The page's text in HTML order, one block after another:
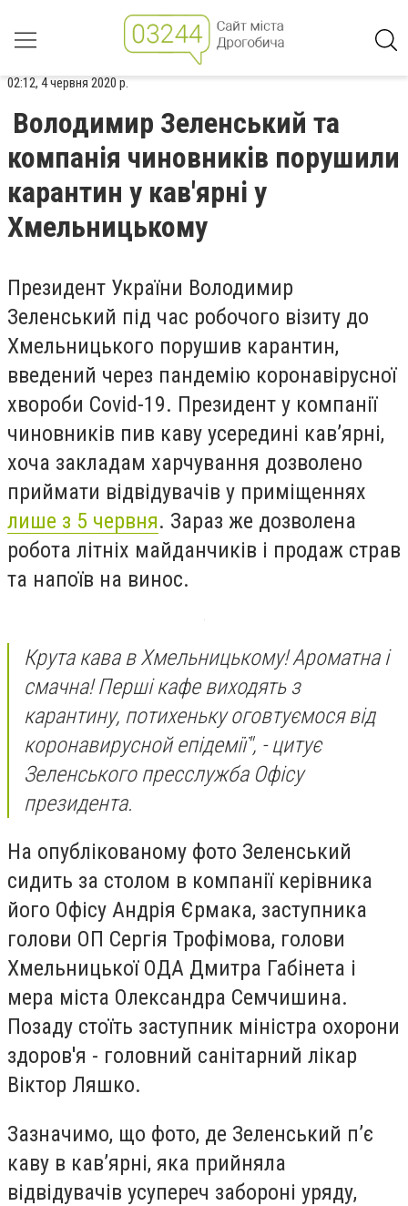
02:12, 4 червня 2020 р.
Володимир Зеленський та
компанія чиновників порушили
карантин у кав'ярні у
Хмельницькому
Президент України Володимир
Зеленський під час робочого візиту до
Хмельницького порушив карантин,
введений через пандемію коронавірусної
хвороби Covid-19. Президент у компанії
чиновників пив каву усередині кав’ярні,
хоча закладам харчування дозволено
приймати відвідувачів у приміщеннях
лише з 5 червня. Зараз же дозволена
робота літніх майданчиків і продаж страв
та напоїв на винос.
Крута кава в Хмельницькому! Ароматна і
смачна! Перші кафе виходять з
карантину, потихеньку оговтуємося від
коронавирусной епідемії", - цитує
Зеленського пресслужба Офісу
президента.
На опублікованому фото Зеленський
сидить за столом в компанії керівника
його Офісу Андрія Єрмака, заступника
голови ОП Сергія Трофімова, голови
Хмельницької ОДА Дмитра Габінета і
мера міста Олександра Семчишина.
Позаду стоїть заступник міністра охорони
здоров'я - головний санітарний лікар
Віктор Ляшко.
Зазначимо, що фото, де Зеленський п’є
каву в кав’ярні, яка прийняла
відвідувачів усупереч забороні уряду,